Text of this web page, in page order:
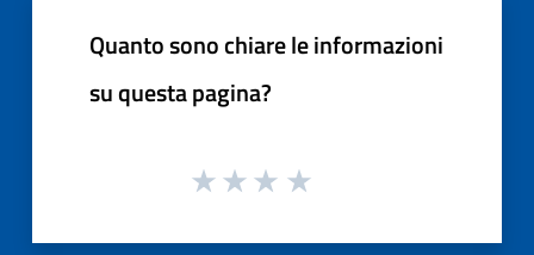
Quanto sono chiare le informazioni
su questa pagina?